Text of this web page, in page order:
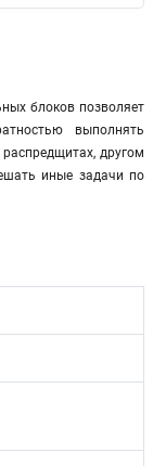
блоков позволяет
выполнять
другом
иные задачи по